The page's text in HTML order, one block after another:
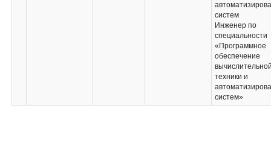
систем
Инженер по
специальности
«Программное
обеспечение
техники и
систем»